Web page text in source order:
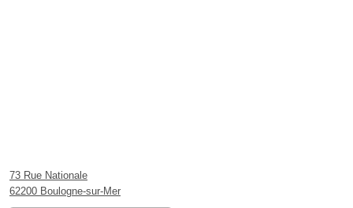
73 Rue Nationale
62200 Boulogne-sur-Mer